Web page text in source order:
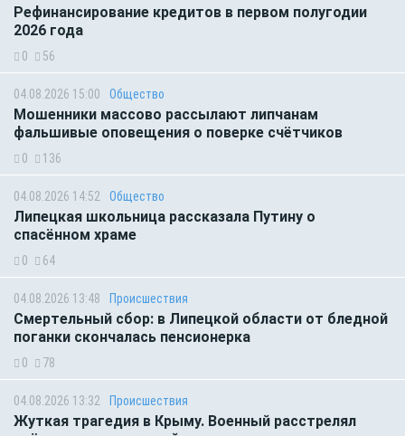
Рефинансирование кредитов в первом полугодии
2026 года
0 56
04.08.2026 15:00 Общество
Мошенники массово рассылают липчанам
фальшивые оповещения о поверке счётчиков
0 136
04.08.2026 14:52 Общество
Липецкая школьница рассказала Путину о
спасённом храме
0 64
04.08.2026 13:48 Происшествия
Смертельный сбор: в Липецкой области от бледной
поганки скончалась пенсионерка
0 78
04.08.2026 13:32 Происшествия
Жуткая трагедия в Крыму. Военный расстрелял